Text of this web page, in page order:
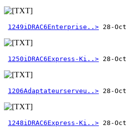
1249iDRAC6Enterprise..>
1250iDRAC6Express-Ki..>
1206Adaptateurserveu..>
1248iDRAC6Express-Ki..>